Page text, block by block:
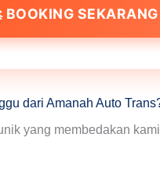
BOOKING SEKARANG
dari Amanah Auto
yang membedakan